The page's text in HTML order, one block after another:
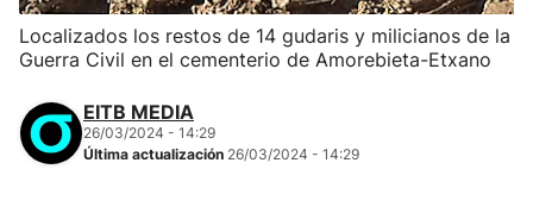
Localizados los restos de 14 gudaris y milicianos de la
Guerra Civil en el cementerio de Amorebieta-Etxano
EITB MEDIA
26/03/2024 - 14:29
Última actualización 26/03/2024 - 14:29